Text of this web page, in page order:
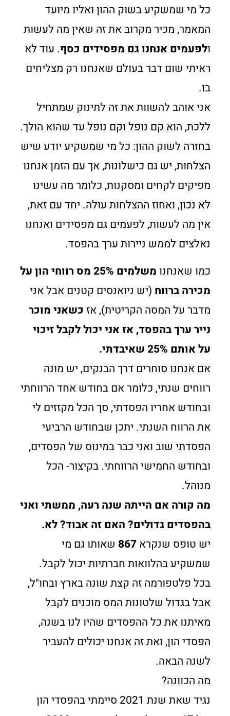
כל מי שמשקיע בשוק ההון ואליו מיועד
המאמר, מכיר מקרוב את זה שאין מה לעשות
ולפעמים אנחנו גם מפסידים כסף. עוד לא
ראיתי שום דבר בעולם שאנחנו רק מצליחים
בו.
אני אוהב להשוות את זה לתינוק שמתחיל
ללכת, הוא קם נופל וקם נופל עד שהוא הולך.
בחזרה לשוק ההון: כל מי שמשקיע יודע שיש
הצלחות, יש גם כישלונות, אך עם הזמן אנחנו
מפיקים לקחים ומסקנות, כלומר מה עשינו
לא נכון, ואחוז ההצלחות עולה. יחד עם זאת,
אין מה לעשות, לפעמים גם מפסידים ואנחנו
נאלצים לממש ניירות ערך בהפסד.
כמו שאנחנו
משלמים 25% מס רווחי הון על
מכירה ברווח (יש ניואנסים קטנים אבל אני
מדבר על המסה הקריטית), אז כשאני מוכר
נייר ערך בהפסד, אז אני יכול לקבל זיכוי
על אותם 25% שאיבדתי.
אם אנחנו סוחרים דרך הבנקים, יש מונה
רווחים שנתי, כלומר אם בחודש אחד הרווחתי
ובחודש אחריו הפסדתי, סך הכל מקזזים לי
את הרווח השנתי. יתכן שבחודש הרביעי
הפסדתי שוב ואני כבר במינוס של הפסדים,
ובחודש החמישי הרווחתי. בקיצור- הכל
מנוהל.
מה קורה אם הייתה שנה רעה, ממשתי ואני
בהפסדים גדולים? האם זה אבוד? לא.
יש טופס שנקרא867 שאותו גם מי
שמשקיע בהלוואות חברתיות יכול לקבל.
בכל פלטפורמה זה קצת שונה בארץ ובחו"ל,
אבל בגדול שלטונות המס מוכנים לקבל
מאיתנו את כל ההפסדים שהיו לנו בשנה,
הפסדי הון, ואת זה אנחנו יכולים להעביר
לשנה הבאה.
מה הכוונה?
נגיד שאת שנת 2021 סיימתי בהפסדי הון